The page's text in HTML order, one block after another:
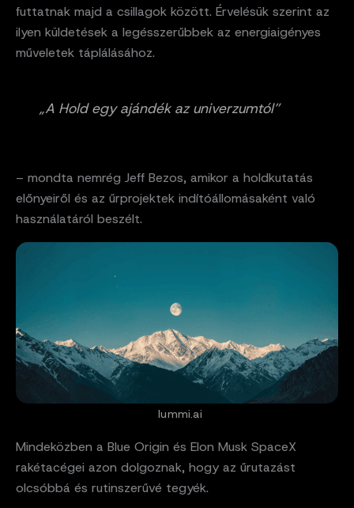
futtatnak majd a csillagok között. Érvelésük szerint az
ilyen küldetések a legésszerűbbek az energiaigényes
műveletek táplálásához.
„A Hold egy ajándék az univerzumtól”
– mondta nemrég Jeff Bezos, amikor a holdkutatás
előnyeiről és az űrprojektek indítóállomásaként való
használatáról beszélt.
lummi.ai
Mindeközben a Blue Origin és Elon Musk SpaceX
rakétacégei azon dolgoznak, hogy az űrutazást
olcsóbbá és rutinszerűvé tegyék.